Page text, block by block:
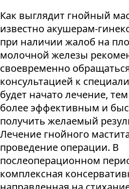
Как выглядит гнойный
известно акушерам-
при наличии жалоб на
молочной железы
своевременно
консультацией к
будет начато лечение,
более эффективным и
получить желаемый
Лечение гнойного
проведение операции. В
послеоперационном
комплексная